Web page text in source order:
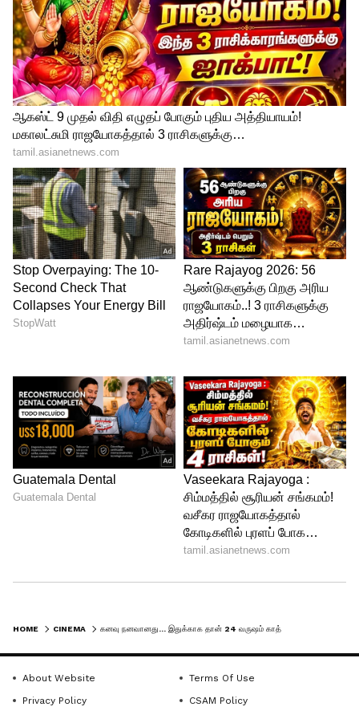
rishab shetty meet vikram
விக்ரம் உடனான சந்திப்பின்போது எடுத்த
புகைப்படங்களை தனது இன்ஸ்டா
பக்கத்தில் பகிர்ந்துள்ள ரிஷப் ஷெட்டி, ஒரு
நெகிழ்ச்சியான பதிவு ஒன்றையும்
போட்டுள்ளார். அதில், நடிகனாக வேண்டும்
என்று நான் ஆசைப்பட்ட போது எனக்கு
இன்ஸ்பிரேஷனாக இருந்தது விக்ரம் சார்
தான். 24 ஆண்டுகள் காத்திருப்புக்கு பின்னர்
என்னுடைய குருவை சந்தித்துள்ளேன். இந்த
தருணத்தில் உலகின் மிக
அதிர்ஷ்டசாலியாக உணர்கிறேன்.
4
HOME CINEMA
About Website
Terms Of Use
Privacy Policy
CSAM Policy